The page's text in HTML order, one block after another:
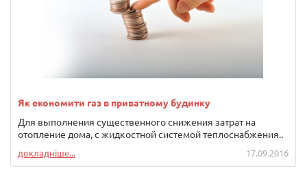
Як економити газ в приватному будинку
Для выполнения существенного снижения затрат на
отопление дома, с жидкостной системой теплоснабжения..
докладніше... 17.09.2016